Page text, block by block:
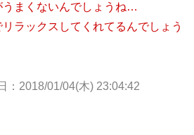
まくないんでしょうね…
ラックスしてくれてるんでしょう
：2018/01/04(木) 23:04:42